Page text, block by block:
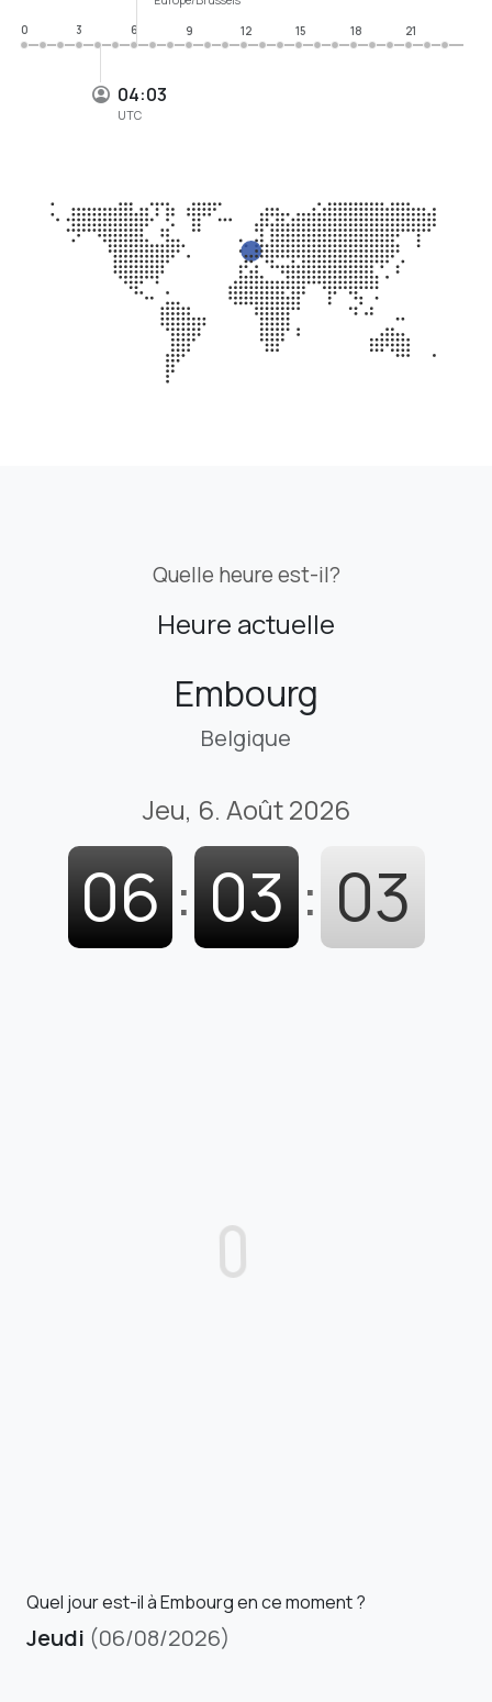
04:03
UTC
0
3 6 9 12 15 18 21
Quelle heure est-il?
Heure actuelle
Embourg
Belgique
Jeu, 6. Août 2026
06 : 03 : 04
Quel jour est-il à Embourg en ce moment ?
Jeudi (06/08/2026)